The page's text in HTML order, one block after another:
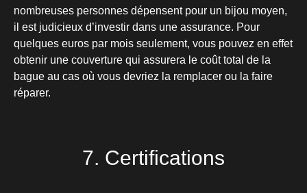
nombreuses personnes dépensent pour un bijou moyen,
il est judicieux d’investir dans une assurance. Pour
quelques euros par mois seulement, vous pouvez en effet
obtenir une couverture qui assurera le coût total de la
bague au cas où vous devriez la remplacer ou la faire
réparer.
7. Certifications